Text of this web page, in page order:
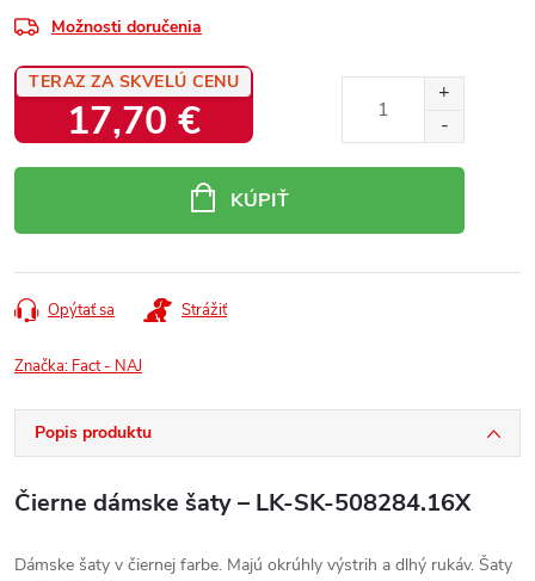
Možnosti doručenia
TERAZ ZA SKVELÚ CENU
17,70 €
KÚPIŤ
Opýtať sa Strážiť
Značka: Fact - NAJ
Popis produktu
Čierne dámske šaty – LK-SK-508284.16X
Dámske šaty v čiernej farbe. Majú okrúhly výstrih a dlhý rukáv. Šaty